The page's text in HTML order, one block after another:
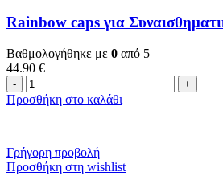
Rainbow caps για
Βαθμολογήθηκε με 0 από 5
44.90 €
Rainbow
caps
ποσότητα
Προσθήκη στο καλάθι
Γρήγορη προβολή
Προσθήκη στη wishlist